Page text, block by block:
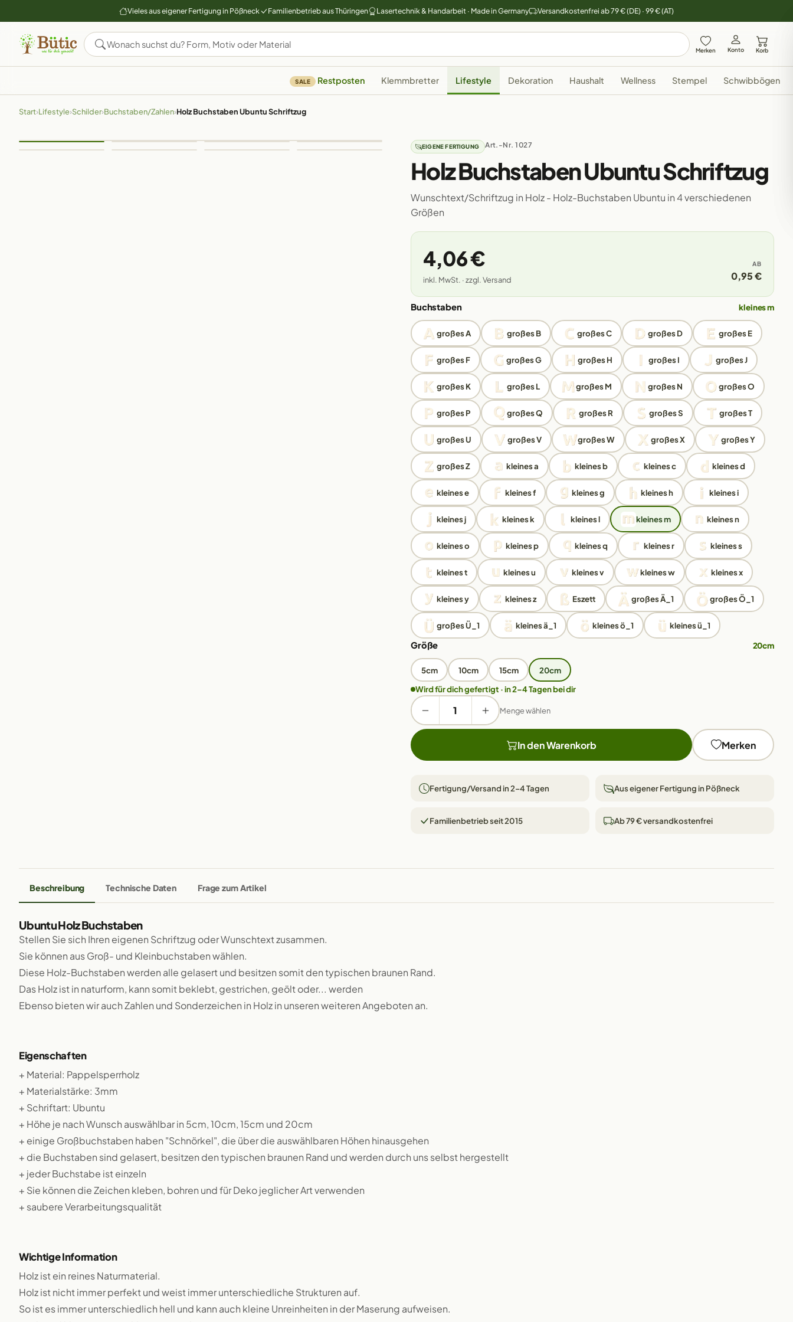
Vieles aus eigener Fertigung in Pößneck Familienbetrieb aus Thüringen Lasertechnik & Handarbeit · Made in Germany Versandkostenfrei ab 79 € (DE) · 99 € (AT)
Merken Konto Korb
SALE Restposten Klemmbretter Lifestyle Dekoration Haushalt Wellness Stempel Schwibbögen
Start›Lifestyle›Schilder›Buchstaben/Zahlen›Holz Buchstaben Ubuntu Schriftzug
EIGENE FERTIGUNG Art.-Nr. 1027
Holz Buchstaben Ubuntu Schriftzug
Wunschtext/Schriftzug in Holz - Holz-Buchstaben Ubuntu in 4 verschiedenen
Größen
4,06 €
inkl. MwSt. · zzgl. Versand
AB
0,95 €
Buchstaben kleines m
großes A großes B großes C großes D großes E
großes F großes G großes H großes I großes J
großes K großes L großes M großes N großes O
großes P großes Q großes R großes S großes T
großes U großes V großes W großes X großes Y
großes Z kleines a kleines b kleines c kleines d
kleines e kleines f kleines g kleines h kleines i
kleines j kleines k kleines l kleines m kleines n
kleines o kleines p kleines q kleines r kleines s
kleines t kleines u kleines v kleines w kleines x
kleines y kleines z Eszett großes Ä_1 großes Ö_1
großes Ü_1 kleines ä_1 kleines ö_1 kleines ü_1
Größe 20cm
5cm 10cm 15cm
20cm
Wird für dich gefertigt · in 2–4 Tagen bei dir
Menge wählen
In den Warenkorb Merken
Fertigung/Versand in 2–4 Tagen Aus eigener Fertigung in Pößneck
Familienbetrieb seit 2015 Ab 79 € versandkostenfrei
Beschreibung Technische Daten Frage zum Artikel
Ubuntu Holz Buchstaben
Stellen Sie sich Ihren eigenen Schriftzug oder Wunschtext zusammen.
Sie können aus Groß- und Kleinbuchstaben wählen.
Diese Holz-Buchstaben werden alle gelasert und besitzen somit den typischen braunen Rand.
Das Holz ist in naturform, kann somit beklebt, gestrichen, geölt oder... werden
Ebenso bieten wir auch Zahlen und Sonderzeichen in Holz in unseren weiteren Angeboten an.
Eigenschaften
+ Material: Pappelsperrholz
+ Materialstärke: 3mm
+ Schriftart: Ubuntu
+ Höhe je nach Wunsch auswählbar in 5cm, 10cm, 15cm und 20cm
+ einige Großbuchstaben haben "Schnörkel", die über die auswählbaren Höhen hinausgehen
+ die Buchstaben sind gelasert, besitzen den typischen braunen Rand und werden durch uns selbst hergestellt
+ jeder Buchstabe ist einzeln
+ Sie können die Zeichen kleben, bohren und für Deko jeglicher Art verwenden
+ saubere Verarbeitungsqualität
Wichtige Information
Holz ist ein reines Naturmaterial.
Holz ist nicht immer perfekt und weist immer unterschiedliche Strukturen auf.
So ist es immer unterschiedlich hell und kann auch kleine Unreinheiten in der Maserung aufweisen.